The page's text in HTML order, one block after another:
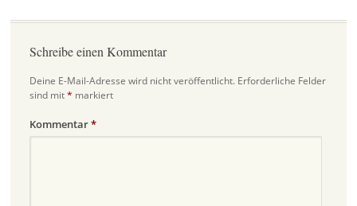
Schreibe einen Kommentar
Deine E-Mail-Adresse wird nicht veröffentlicht. Erforderliche Felder
sind mit* markiert
Kommentar*